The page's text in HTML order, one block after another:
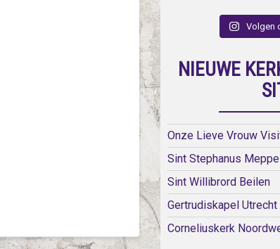
Volgen
NIEUWE
Onze Lieve Vrouw
Sint Stephanus
Sint Willibrord Beilen
Gertrudiskapel Utrecht
Corneliuskerk